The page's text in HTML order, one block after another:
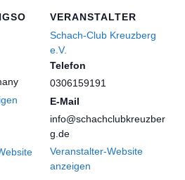
VERANSTALTER
Schach-Club Kreuzberg
e.V.
Telefon
0306159191
E-Mail
info@schachclubkreuzber
g.de
Veranstalter-Website
anzeigen